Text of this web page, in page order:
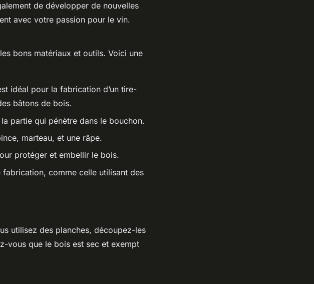
de développer de nouvelles
avec votre passion pour le vin.
bons matériaux et outils. Voici une
idéal pour la fabrication d’un tire-
bâtons de bois.
partie qui pénètre dans le bouchon.
marteau, et une râpe.
protéger et embellir le bois.
comme celle utilisant des
utilisez des planches, découpez-les
vous que le bois est sec et exempt